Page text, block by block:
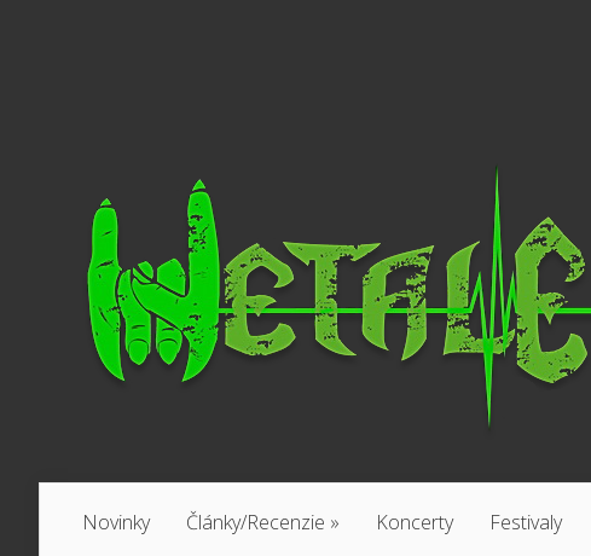
Novinky Články/Recenzie » Koncerty Festivaly